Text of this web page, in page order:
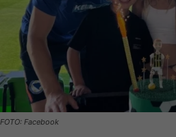
FOTO: Facebook